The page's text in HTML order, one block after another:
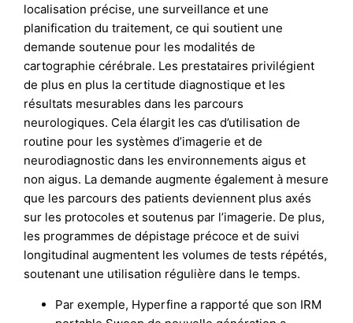
localisation précise, une surveillance et une
planification du traitement, ce qui soutient une
demande soutenue pour les modalités de
cartographie cérébrale. Les prestataires privilégient
de plus en plus la certitude diagnostique et les
résultats mesurables dans les parcours
neurologiques. Cela élargit les cas d’utilisation de
routine pour les systèmes d’imagerie et de
neurodiagnostic dans les environnements aigus et
non aigus. La demande augmente également à mesure
que les parcours des patients deviennent plus axés
sur les protocoles et soutenus par l’imagerie. De plus,
les programmes de dépistage précoce et de suivi
longitudinal augmentent les volumes de tests répétés,
soutenant une utilisation régulière dans le temps.
Par exemple, Hyperfine a rapporté que son IRM